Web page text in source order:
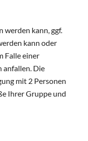
werden kann, ggf.
kann oder
Falle einer
anfallen. Die
mit 2 Personen
Ihrer Gruppe und